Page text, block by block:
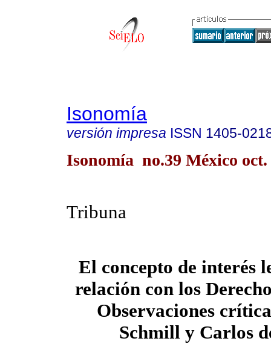
Isonomía
versión impresa ISSN 1405-
Isonomía no.39 México oct.
Tribuna
El concepto de interés
relación con los
Observaciones
Schmill y Carlos